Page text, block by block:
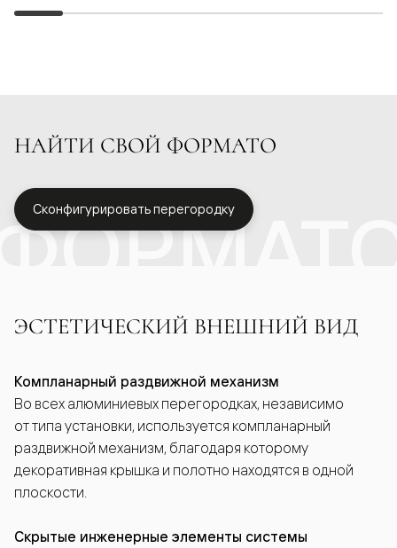
НАЙТИ СВОЙ ФОРМАТО
Сконфигурировать перегородку
ЭСТЕТИЧЕСКИЙ ВНЕШНИЙ ВИД
Компланарный раздвижной механизм
Во всех алюминиевых перегородках, независимо
от типа установки, используется компланарный
раздвижной механизм, благодаря которому
декоративная крышка и полотно находятся в одной
плоскости.
Скрытые инженерные элементы системы